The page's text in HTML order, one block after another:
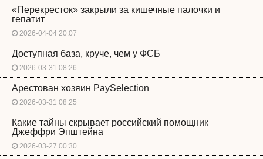
«Перекресток» закрыли за кишечные палочки и
гепатит
2026-04-04 20:07
Доступная база, круче, чем у ФСБ
2026-03-31 08:26
Арестован хозяин PaySelection
2026-03-31 08:25
Какие тайны скрывает российский помощник
Джеффри Эпштейна
2026-03-27 00:30